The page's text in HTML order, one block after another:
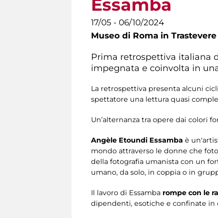
Essamba
17/05 - 06/10/2024
Museo di Roma in Trastevere
Prima retrospettiva italiana
impegnata e coinvolta in
La retrospettiva presenta alcuni
spettatore una lettura quasi
Un’alternanza tra opere dai colori
Angèle Etoundi Essamba è
mondo attraverso le donne che
della fotografia umanista con un
umano, da solo, in coppia o in
Il lavoro di Essamba rompe con le
dipendenti, esotiche e confinate